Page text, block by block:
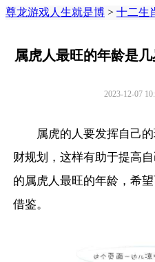
尊龙游戏人生就是博 > 十二生
属虎人最旺的年龄是
2023-12-07
属虎的人要发挥自己
财规划，这样有助于提高
的属虎人最旺的年龄，希
借鉴。